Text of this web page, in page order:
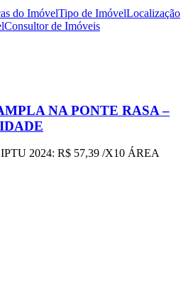
do ImóvelTipo de ImóvelLocalização
Consultor de Imóveis
NA PONTE RASA –
2024: R$ 57,39 /X10 ÁREA